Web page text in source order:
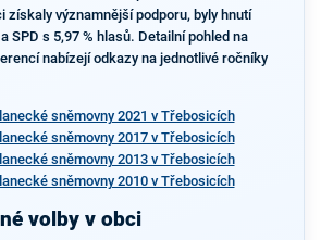
získaly významnější podporu, byly hnutí
SPD s 5,97 % hlasů. Detailní pohled na
nabízejí odkazy na jednotlivé ročníky
sněmovny 2021 v Třebosicích
sněmovny 2017 v Třebosicích
sněmovny 2013 v Třebosicích
sněmovny 2010 v Třebosicích
volby v obci